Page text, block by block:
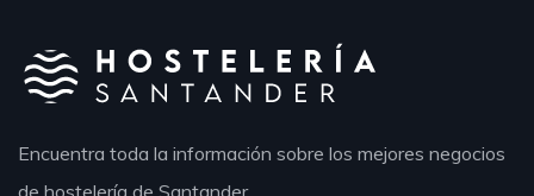
Encuentra toda la información sobre los mejores negocios